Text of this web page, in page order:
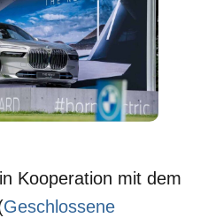
in Kooperation mit dem
Geschlossene